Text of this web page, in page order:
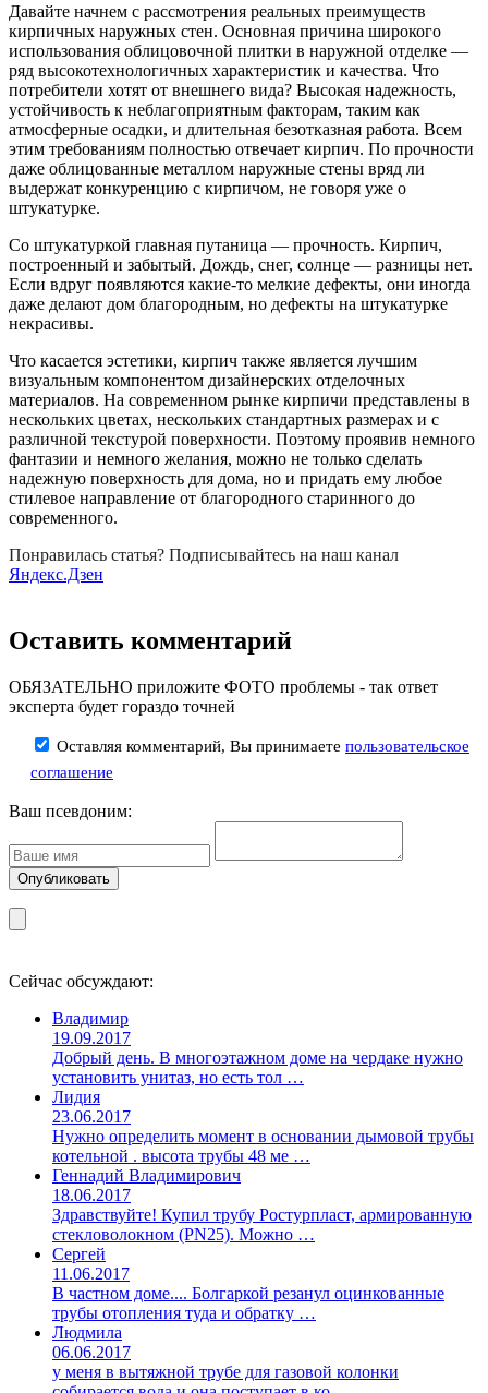
Давайте начнем с рассмотрения реальных преимуществ
кирпичных наружных стен. Основная причина широкого
использования облицовочной плитки в наружной отделке —
ряд высокотехнологичных характеристик и качества. Что
потребители хотят от внешнего вида? Высокая надежность,
устойчивость к неблагоприятным факторам, таким как
атмосферные осадки, и длительная безотказная работа. Всем
этим требованиям полностью отвечает кирпич. По прочности
даже облицованные металлом наружные стены вряд ли
выдержат конкуренцию с кирпичом, не говоря уже о
штукатурке.
Со штукатуркой главная путаница — прочность. Кирпич,
построенный и забытый. Дождь, снег, солнце — разницы нет.
Если вдруг появляются какие-то мелкие дефекты, они иногда
даже делают дом благородным, но дефекты на штукатурке
некрасивы.
Что касается эстетики, кирпич также является лучшим
визуальным компонентом дизайнерских отделочных
материалов. На современном рынке кирпичи представлены в
нескольких цветах, нескольких стандартных размерах и с
различной текстурой поверхности. Поэтому проявив немного
фантазии и немного желания, можно не только сделать
надежную поверхность для дома, но и придать ему любое
стилевое направление от благородного старинного до
современного.
Понравилась статья? Подписывайтесь на наш канал
Яндекс.Дзен
Оставить комментарий
ОБЯЗАТЕЛЬНО приложите ФОТО проблемы - так ответ
эксперта будет гораздо точней
Оставляя комментарий, Вы принимаете пользовательское
соглашение
Ваш псевдоним:
Сейчас обсуждают:
Владимир
19.09.2017
Добрый день. В многоэтажном доме на чердаке нужно
установить унитаз, но есть тол …
Лидия
23.06.2017
Нужно определить момент в основании дымовой трубы
котельной . высота трубы 48 ме …
Геннадий Владимирович
18.06.2017
Здравствуйте! Купил трубу Ростурпласт, армированную
стекловолокном (PN25). Можно …
Сергей
11.06.2017
В частном доме.... Болгаркой резанул оцинкованные
трубы отопления туда и обратку …
Людмила
06.06.2017
у меня в вытяжной трубе для газовой колонки